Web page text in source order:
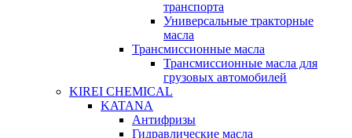
транспорта
Универсальные тракторные
масла
Трансмиссионные масла
Трансмиссионные масла для
грузовых автомобилей
KIREI CHEMICAL
KATANA
Антифризы
Гидравлические масла